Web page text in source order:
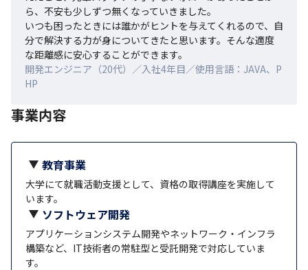
ら、不安も少しずつ無くなっていきました。
いつも困ったときには誰かがヒントを与えてくれるので、自
分で解決する力が身についてきたと思います。そんな適度
な距離感に安心することができます。
開発エンジニア（20代）／入社4年目／使用言語：JAVA、P
HP
事業内容
教育事業
大学にて就職活動支援として、資格の取得講座を実施して
います。
ソフトウェア開発
アプリケーションシステム開発やネットワーク・インフラ
構築など、IT技術者の常駐型と受託開発で対応していま
す。